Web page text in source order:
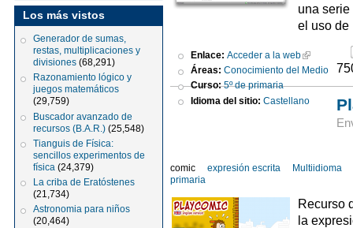
Los más vistos
Generador de sumas,
restas, multiplicaciones y
divisiones (68,291)
Razonamiento lógico y
juegos matemáticos
(29,759)
Buscador avanzado de
recursos (B.A.R.) (25,548)
Tianguis de Física:
sencillos experimentos de
física (24,379)
La criba de Eratóstenes
(21,734)
Astronomia para niños
(20,464)
una
el uso de
Enlace:Acceder a la web
Áreas:Conocimiento del Medio
Curso:5º de primaria
Idioma del sitio:Castellano
comic expresión escrita
Multiidioma
primaria
Recurso
la